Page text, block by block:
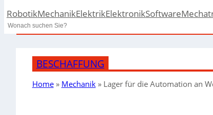
RobotikMechanikElektrikElektronikSoftware
Search
BESCHAFFUNG
Home» Mechanik» Lager für die Automation an